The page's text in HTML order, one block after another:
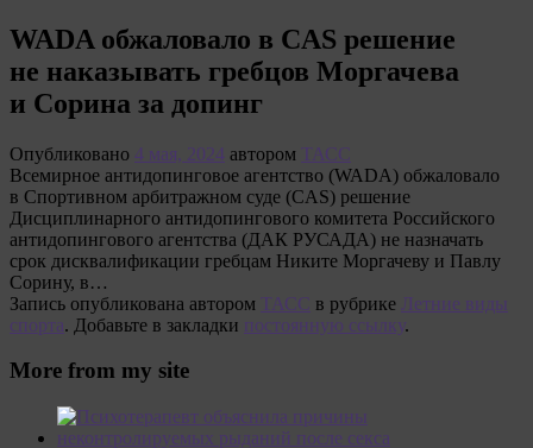
WADA обжаловало в CAS решение
не наказывать гребцов Моргачева
и Сорина за допинг
Опубликовано 4 мая, 2024 автором ТАСС
Всемирное антидопинговое агентство (WADA) обжаловало
в Спортивном арбитражном суде (CAS) решение
Дисциплинарного антидопингового комитета Российского
антидопингового агентства (ДАК РУСАДА) не назначать
срок дисквалификации гребцам Никите Моргачеву и Павлу
Сорину, в…
Запись опубликована автором ТАСС в рубрике Летние виды
спорта. Добавьте в закладки постоянную ссылку.
More from my site